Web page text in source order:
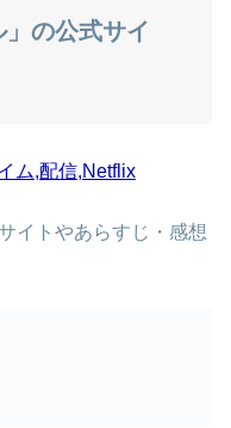
の公式サイ
イトやあらすじ・感想